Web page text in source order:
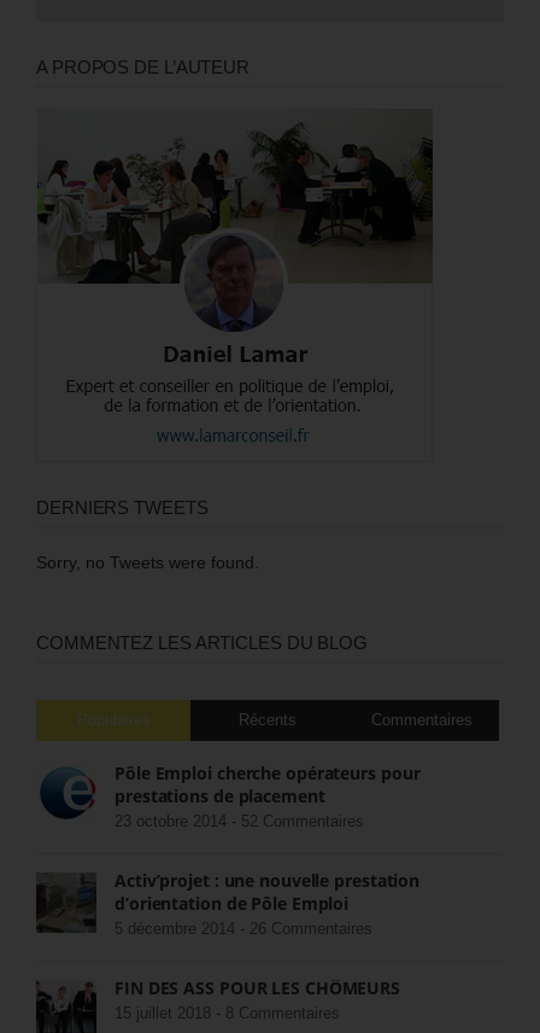
A PROPOS DE L’AUTEUR
DERNIERS TWEETS
Sorry, no Tweets were found.
COMMENTEZ LES ARTICLES DU BLOG
Populaires Récents Commentaires
Pôle Emploi cherche opérateurs pour
prestations de placement
23 octobre 2014 - 52 Commentaires
Activ’projet : une nouvelle prestation
d’orientation de Pôle Emploi
5 décembre 2014 - 26 Commentaires
FIN DES ASS POUR LES CHÔMEURS
15 juillet 2018 - 8 Commentaires